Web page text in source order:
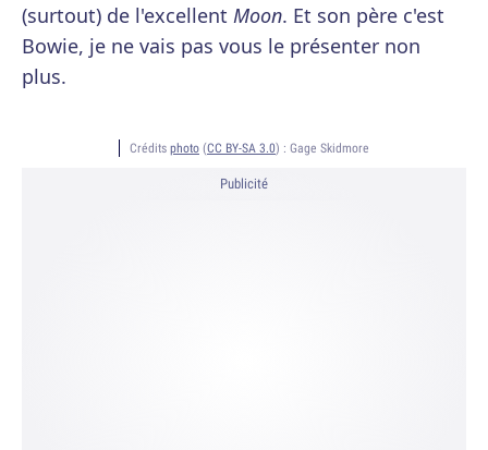
(surtout) de l'excellent Moon. Et son père c'est
Bowie, je ne vais pas vous le présenter non
plus.
Crédits photo (CC BY-SA 3.0) : Gage Skidmore
Publicité